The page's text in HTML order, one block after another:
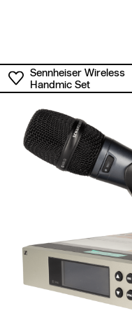
Sennheiser Wireless
Handmic Set